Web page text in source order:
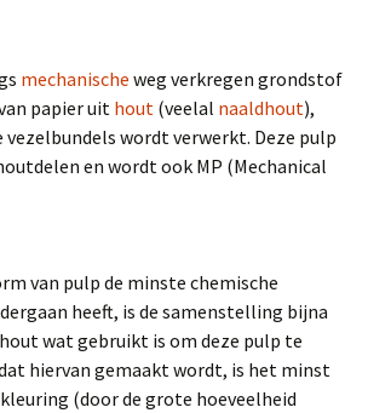
mechanische weg verkregen grondstof
papier uit hout (veelal naaldhout),
wordt verwerkt. Deze pulp
en wordt ook MP (Mechanical
van pulp de minste chemische
heeft, is de samenstelling bijna
wat gebruikt is om deze pulp te
hiervan gemaakt wordt, is het minst
(door de grote hoeveelheid